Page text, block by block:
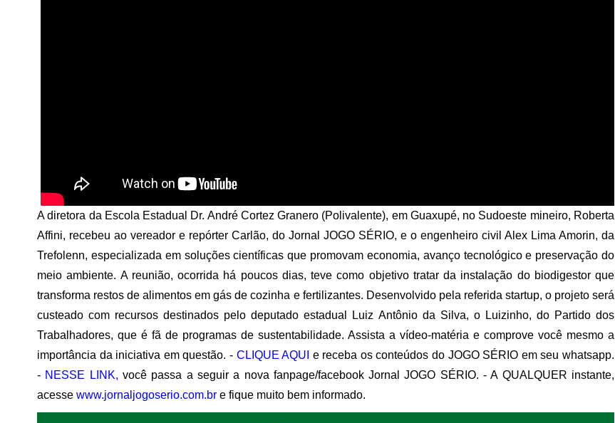
A diretora da Escola Estadual Dr. André Cortez Granero (Polivalente), em Guaxupé, no Sudoeste mineiro, Roberta
Affini, recebeu ao vereador e repórter Carlão, do Jornal JOGO SÉRIO, e o engenheiro civil Alex Lima Amorin, da
Trefolenn, especializada em soluções científicas que promovam economia, avanço tecnológico e preservação do
meio ambiente. A reunião, ocorrida há poucos dias, teve como objetivo tratar da instalação do biodigestor que
transforma restos de alimentos em gás de cozinha e fertilizantes. Desenvolvido pela referida startup, o projeto será
custeado com recursos destinados pelo deputado estadual Luiz Antônio da Silva, o Luizinho, do Partido dos
Trabalhadores, que é fã de programas de sustentabilidade. Assista a vídeo-matéria e comprove você mesmo a
importância da iniciativa em questão. - CLIQUE AQUI e receba os conteúdos do JOGO SÉRIO em seu whatsapp.
- NESSE LINK, você passa a seguir a nova fanpage/facebook Jornal JOGO SÉRIO. - A QUALQUER instante,
acesse www.jornaljogoserio.com.br e fique muito bem informado.